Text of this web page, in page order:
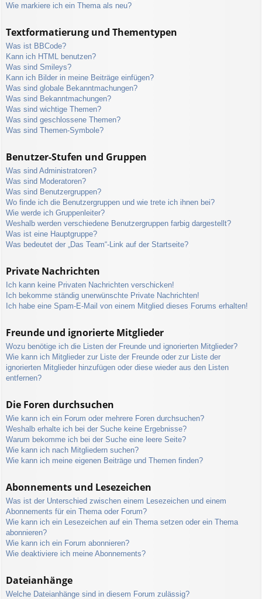
Wie markiere ich ein Thema als neu?
Textformatierung und Thementypen
Was ist BBCode?
Kann ich HTML benutzen?
Was sind Smileys?
Kann ich Bilder in meine Beiträge einfügen?
Was sind globale Bekanntmachungen?
Was sind Bekanntmachungen?
Was sind wichtige Themen?
Was sind geschlossene Themen?
Was sind Themen-Symbole?
Benutzer-Stufen und Gruppen
Was sind Administratoren?
Was sind Moderatoren?
Was sind Benutzergruppen?
Wo finde ich die Benutzergruppen und wie trete ich ihnen bei?
Wie werde ich Gruppenleiter?
Weshalb werden verschiedene Benutzergruppen farbig dargestellt?
Was ist eine Hauptgruppe?
Was bedeutet der „Das Team“-Link auf der Startseite?
Private Nachrichten
Ich kann keine Privaten Nachrichten verschicken!
Ich bekomme ständig unerwünschte Private Nachrichten!
Ich habe eine Spam-E-Mail von einem Mitglied dieses Forums erhalten!
Freunde und ignorierte Mitglieder
Wozu benötige ich die Listen der Freunde und ignorierten Mitglieder?
Wie kann ich Mitglieder zur Liste der Freunde oder zur Liste der
ignorierten Mitglieder hinzufügen oder diese wieder aus den Listen
entfernen?
Die Foren durchsuchen
Wie kann ich ein Forum oder mehrere Foren durchsuchen?
Weshalb erhalte ich bei der Suche keine Ergebnisse?
Warum bekomme ich bei der Suche eine leere Seite?
Wie kann ich nach Mitgliedern suchen?
Wie kann ich meine eigenen Beiträge und Themen finden?
Abonnements und Lesezeichen
Was ist der Unterschied zwischen einem Lesezeichen und einem
Abonnements für ein Thema oder Forum?
Wie kann ich ein Lesezeichen auf ein Thema setzen oder ein Thema
abonnieren?
Wie kann ich ein Forum abonnieren?
Wie deaktiviere ich meine Abonnements?
Dateianhänge
Welche Dateianhänge sind in diesem Forum zulässig?